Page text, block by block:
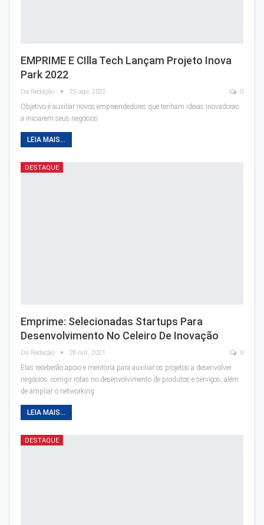
EMPRIME E CIlla Tech Lançam Projeto Inova
Park 2022
Da Redação 25 ago, 2022 0
Objetivo é auxiliar novos empreendedores que tenham ideias inovadoras
a iniciarem seus negócios
LEIA MAIS...
DESTAQUE
Emprime: Selecionadas Startups Para
Desenvolvimento No Celeiro De Inovação
Da Redação 28 out, 2021 0
Elas receberão apoio e mentoria para auxiliar os projetos a desenvolver
negócios, corrigir rotas no desenvolvimento de produtos e serviços, além
de ampliar o networking
LEIA MAIS...
DESTAQUE